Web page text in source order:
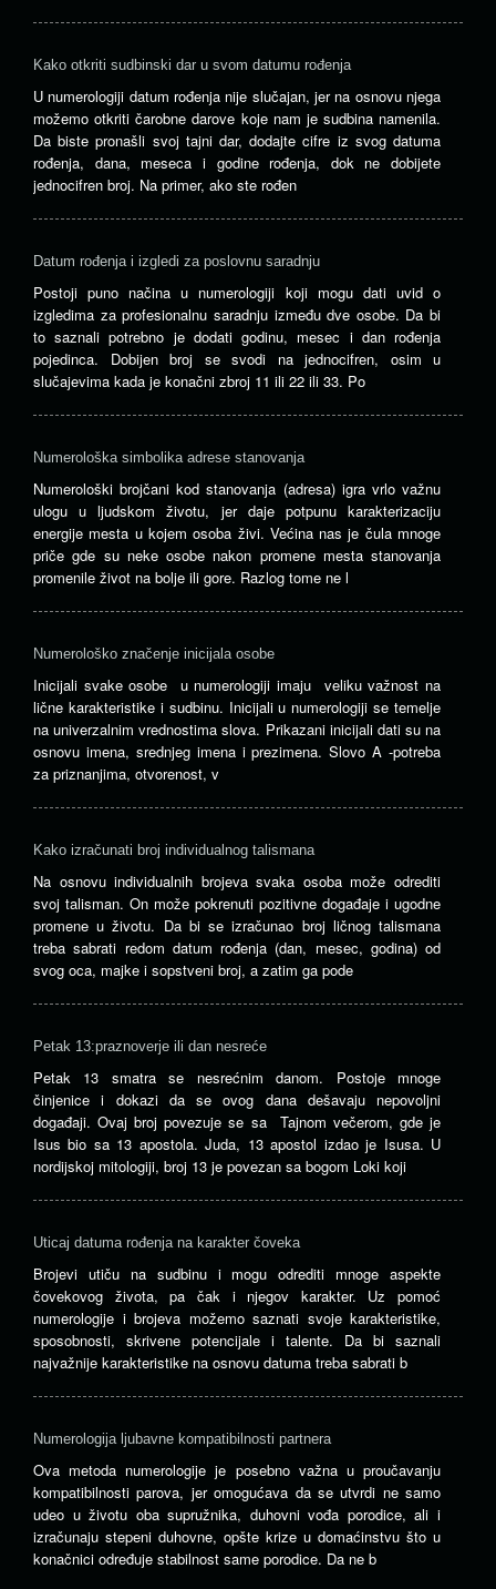
Kako otkriti sudbinski dar u svom datumu rođenja
U numerologiji datum rođenja nije slučajan, jer na osnovu njega
možemo otkriti čarobne darove koje nam je sudbina namenila.
Da biste pronašli svoj tajni dar, dodajte cifre iz svog datuma
rođenja, dana, meseca i godine rođenja, dok ne dobijete
jednocifren broj. Na primer, ako ste rođen
Datum rođenja i izgledi za poslovnu saradnju
Postoji puno načina u numerologiji koji mogu dati uvid o
izgledima za profesionalnu saradnju između dve osobe. Da bi
to saznali potrebno je dodati godinu, mesec i dan rođenja
pojedinca. Dobijen broj se svodi na jednocifren, osim u
slučajevima kada je konačni zbroj 11 ili 22 ili 33. Po
Numerološka simbolika adrese stanovanja
Numerološki brojčani kod stanovanja (adresa) igra vrlo važnu
ulogu u ljudskom životu, jer daje potpunu karakterizaciju
energije mesta u kojem osoba živi. Većina nas je čula mnoge
priče gde su neke osobe nakon promene mesta stanovanja
promenile život na bolje ili gore. Razlog tome ne l
Numerološko značenje inicijala osobe
Inicijali svake osobe u numerologiji imaju veliku važnost na
lične karakteristike i sudbinu. Inicijali u numerologiji se temelje
na univerzalnim vrednostima slova. Prikazani inicijali dati su na
osnovu imena, srednjeg imena i prezimena. Slovo A -potreba
za priznanjima, otvorenost, v
Kako izračunati broj individualnog talismana
Na osnovu individualnih brojeva svaka osoba može odrediti
svoj talisman. On može pokrenuti pozitivne događaje i ugodne
promene u životu. Da bi se izračunao broj ličnog talismana
treba sabrati redom datum rođenja (dan, mesec, godina) od
svog oca, majke i sopstveni broj, a zatim ga pode
Petak 13:praznoverje ili dan nesreće
Petak 13 smatra se nesrećnim danom. Postoje mnoge
činjenice i dokazi da se ovog dana dešavaju nepovoljni
događaji. Ovaj broj povezuje se sa Tajnom večerom, gde je
Isus bio sa 13 apostola. Juda, 13 apostol izdao je Isusa. U
nordijskoj mitologiji, broj 13 je povezan sa bogom Loki koji
Uticaj datuma rođenja na karakter čoveka
Brojevi utiču na sudbinu i mogu odrediti mnoge aspekte
čovekovog života, pa čak i njegov karakter. Uz pomoć
numerologije i brojeva možemo saznati svoje karakteristike,
sposobnosti, skrivene potencijale i talente. Da bi saznali
najvažnije karakteristike na osnovu datuma treba sabrati b
Numerologija ljubavne kompatibilnosti partnera
Ova metoda numerologije je posebno važna u proučavanju
kompatibilnosti parova, jer omogućava da se utvrdi ne samo
udeo u životu oba supružnika, duhovni vođa porodice, ali i
izračunaju stepeni duhovne, opšte krize u domaćinstvu što u
konačnici određuje stabilnost same porodice. Da ne b